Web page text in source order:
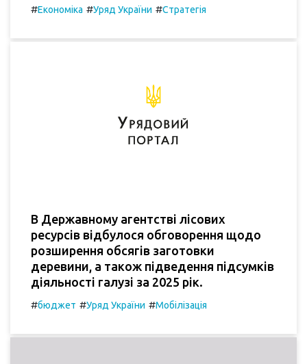
#Економіка #Уряд України #Стратегія
В Державному агентстві лісових
ресурсів відбулося обговорення щодо
розширення обсягів заготовки
деревини, а також підведення підсумків
діяльності галузі за 2025 рік.
#бюджет #Уряд України #Мобілізація